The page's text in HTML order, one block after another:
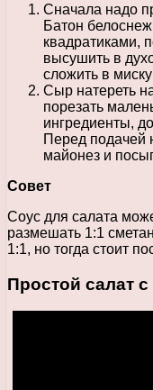
Сначала надо
Батон
квадратиками,
высушить в
сложить в
Сыр натереть
порезать
ингредиенты,
Перед подачей
майонез и
Совет
Соус для салата
размешать 1:1
1:1, но тогда стоит
Простой салат